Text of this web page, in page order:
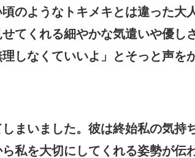
のようなトキメキとは違った大
てくれる細やかな気遣いや優し
しなくていいよ」とそっと声を
まいました。彼は終始私の気持
私を大切にしてくれる姿勢が伝